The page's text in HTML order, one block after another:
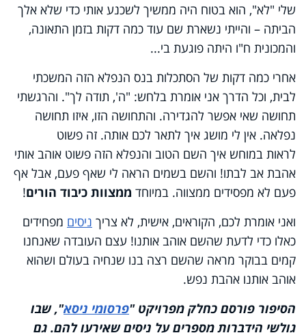
שלי "לא", הוא בטוח היה ממשיך לשכנע אותי כדי שלא אלך
הביתה – והייתי נשארת שם עוד כמה דקות בזמן התאונה,
והמכונית ח"ו היתה פוגעת בי...
אחרי כמה דקות של הסתכלות בנס הנפלא הזה המשכתי
לבית, וכל הדרך אני אומרת בלחש: "ה', תודה לך". והרגשתי
תחושה שאי אפשר להגדירה. והתחושה הזו, איזו תחושה
נפלאה. אין לי מושג איך לתאר לכם אותה. זה פשוט
לראות במוחש איך השם הטוב והנפלא הזה פשוט אוהב אותי
אהבת אב לבתו! והשם בשמים הראה לי שאף פעם, אבל אף
פעם לא מפסידים ממצווה. במיוחד ממצוות כיבוד הורים!
ואני אומרת לכם, הקוראים, אישית, לא צריך ניסים מפחידים
כאלו כדי לדעת שהשם אוהב אותנו! עצם העובדה שאנחנו
קמים בבוקר מראה שהשם רצה בנו שנחיה בעולם ושהוא
אוהב אותנו אהבת נפש.
הסיפור פורסם כחלק מפרויקט "פרסומי ניסא", שבו
גולשי הידברות מספרים על ניסים שאירעו להם. גם